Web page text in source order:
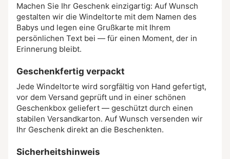
Machen Sie Ihr Geschenk einzigartig: Auf Wunsch
gestalten wir die Windeltorte mit dem Namen des
Babys und legen eine Grußkarte mit Ihrem
persönlichen Text bei — für einen Moment, der in
Erinnerung bleibt.
Geschenkfertig verpackt
Jede Windeltorte wird sorgfältig von Hand gefertigt,
vor dem Versand geprüft und in einer schönen
Geschenkbox geliefert — geschützt durch einen
stabilen Versandkarton. Auf Wunsch versenden wir
Ihr Geschenk direkt an die Beschenkten.
Sicherheitshinweis